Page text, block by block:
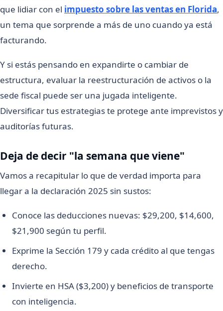
que lidiar con el impuesto sobre las ventas en Florida,
un tema que sorprende a más de uno cuando ya está
facturando.
Y si estás pensando en expandirte o cambiar de
estructura, evaluar la reestructuración de activos o la
sede fiscal puede ser una jugada inteligente.
Diversificar tus estrategias te protege ante imprevistos y
auditorías futuras.
Deja de decir "la semana que viene"
Vamos a recapitular lo que de verdad importa para
llegar a la declaración 2025 sin sustos:
Conoce las deducciones nuevas: $29,200, $14,600,
$21,900 según tu perfil.
Exprime la Sección 179 y cada crédito al que tengas
derecho.
Invierte en HSA ($3,200) y beneficios de transporte
con inteligencia.